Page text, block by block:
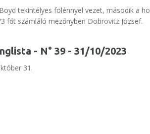
tekintélyes fölénnyel vezet, második a
főt számláló mezőnyben Dobrovitz József.
- N° 39 - 31/10/2023
31.